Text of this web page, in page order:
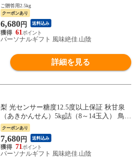
赤秀（ご贈答用） 送料無料（北海道・沖縄
を除く）
ご贈答用2.5kg
クーポンあり
6,680円 送料込み
61
パーソナルギフト 風味絶佳.山陰
詳細を見る
梨 光センサー糖度12.5度以上保証 秋甘泉
（あきかんせん）5kg詰（8～14玉入） 鳥取
県産 なし 赤秀 送料無料（北海道・沖縄を
除く）
クーポンあり
7,680円 送料込み
71
パーソナルギフト 風味絶佳.山陰